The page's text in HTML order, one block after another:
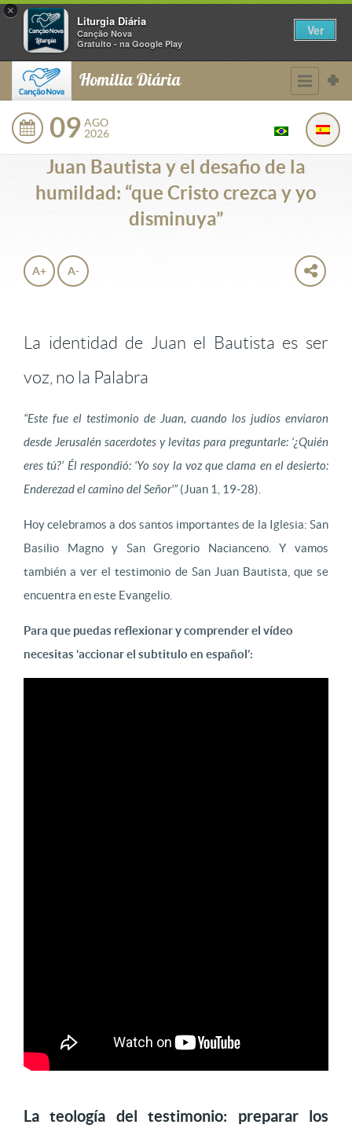
×
Liturgia Diária
Canção Nova
Gratuito - na Google Play
Ver
Homilia Diária
09 AGO
2026
Juan Bautista y el desafio de la
humildad: “que Cristo crezca y yo
disminuya”
A+ A-
La identidad de Juan el Bautista es ser
voz, no la Palabra
“Este fue el testimonio de Juan, cuando los judíos enviaron
desde Jerusalén sacerdotes y levitas para preguntarle: ‘¿Quién
eres tú?’ Él respondió: ‘Yo soy la voz que clama en el desierto:
Enderezad el camino del Señor'”(Juan 1, 19-28).
Hoy celebramos a dos santos importantes de la Iglesia: San
Basilio Magno y San Gregorio Nacianceno. Y vamos
también a ver el testimonio de San Juan Bautista, que se
encuentra en este Evangelio.
Para que puedas reflexionar y comprender el vídeo
necesitas ‘accionar el subtitulo en español’:
La teología del testimonio: preparar los